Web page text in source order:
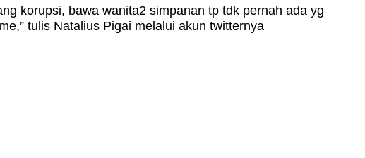
korupsi, bawa wanita2 simpanan tp tdk pernah ada yg
tulis Natalius Pigai melalui akun twitternya